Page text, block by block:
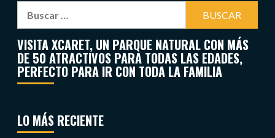
VISITA XCARET, UN PARQUE NATURAL CON MÁS
DE 50 ATRACTIVOS PARA TODAS LAS EDADES,
PERFECTO PARA IR CON TODA LA FAMILIA
LO MÁS RECIENTE